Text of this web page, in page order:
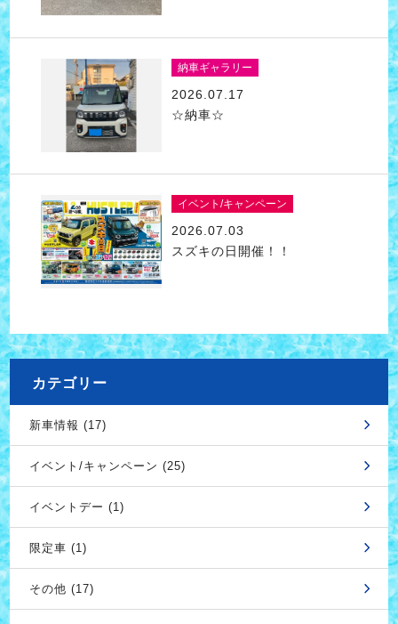
納車ギャラリー
2026.07.17
☆納車☆
イベント/キャンペーン
2026.07.03
スズキの日開催！！
カテゴリー
新車情報 (17)
イベント/キャンペーン (25)
イベントデー (1)
限定車 (1)
その他 (17)